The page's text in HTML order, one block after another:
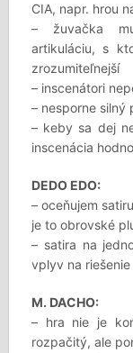
CIA, napr. hrou
– žuvačka
artikuláciu, s
zrozumiteľnejší
– inscenátori
– nesporne silný
– keby sa dej
inscenácia
DEDO EDO:
– oceňujem
je to obrovské
– satira na
vplyv na riešenie
M. DACHO:
– hra nie je
rozpačitý, ale